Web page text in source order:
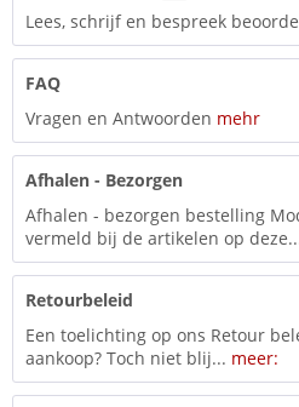
Lees, schrijf en bespreek
FAQ
Vragen en Antwoorden mehr
Afhalen - Bezorgen
Afhalen - bezorgen bestelling
vermeld bij de artikelen op
Retourbeleid
Een toelichting op ons Retour
aankoop? Toch niet blij... meer: